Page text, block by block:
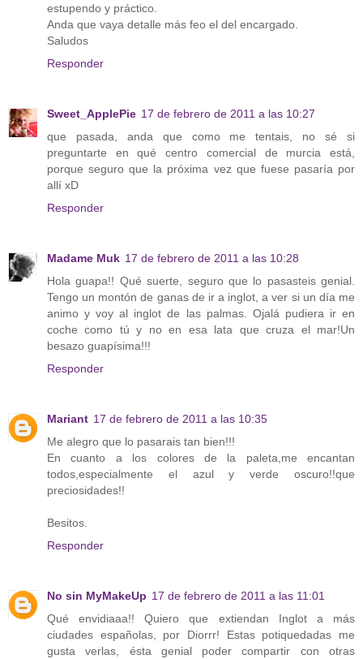
estupendo y práctico.
Anda que vaya detalle más feo el del encargado.
Saludos
Responder
Sweet_ApplePie 17 de febrero de 2011 a las 10:27
que pasada, anda que como me tentais, no sé si
preguntarte en qué centro comercial de murcia está,
porque seguro que la próxima vez que fuese pasaría por
allí xD
Responder
Madame Muk 17 de febrero de 2011 a las 10:28
Hola guapa!! Qué suerte, seguro que lo pasasteis genial.
Tengo un montón de ganas de ir a inglot, a ver si un día me
animo y voy al inglot de las palmas. Ojalá pudiera ir en
coche como tú y no en esa lata que cruza el mar!Un
besazo guapísima!!!
Responder
Mariant 17 de febrero de 2011 a las 10:35
Me alegro que lo pasarais tan bien!!!
En cuanto a los colores de la paleta,me encantan
todos,especialmente el azul y verde oscuro!!que
preciosidades!!
Besitos.
Responder
No sin MyMakeUp 17 de febrero de 2011 a las 11:01
Qué envidiaaa!! Quiero que extiendan Inglot a más
ciudades españolas, por Diorrr! Estas potiquedadas me
gusta verlas, ésta genial poder compartir con otras